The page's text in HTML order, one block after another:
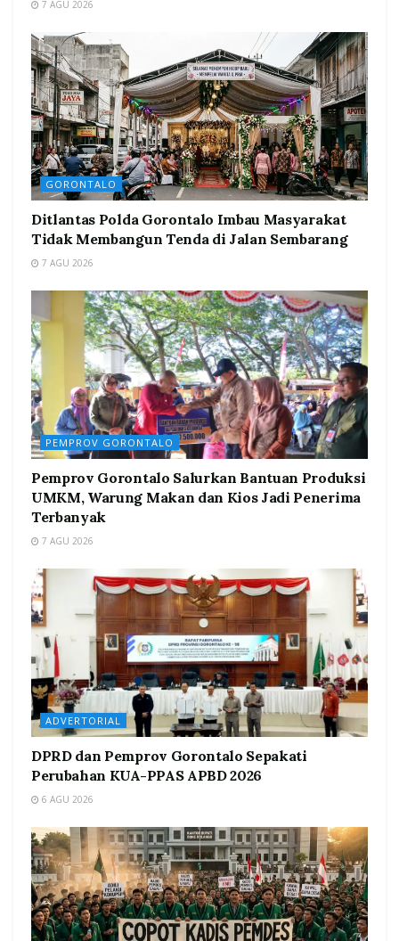
7 AGU 2026
GORONTALO
Ditlantas Polda Gorontalo Imbau Masyarakat
Tidak Membangun Tenda di Jalan Sembarang
7 AGU 2026
PEMPROV GORONTALO
Pemprov Gorontalo Salurkan Bantuan Produksi
UMKM, Warung Makan dan Kios Jadi Penerima
Terbanyak
7 AGU 2026
ADVERTORIAL
DPRD dan Pemprov Gorontalo Sepakati
Perubahan KUA-PPAS APBD 2026
6 AGU 2026